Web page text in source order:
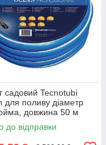
садовий Tecnotubi
для поливу діаметр
довжина 50 м
50)
до відправки